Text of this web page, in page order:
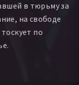
в тюрьму за
на свободе
по